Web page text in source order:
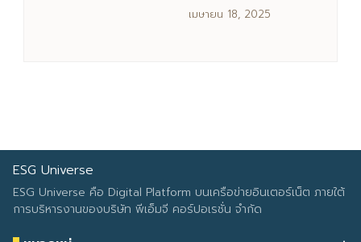
เมษายน 18, 2025
ESG Universe
ESG Universe คือ Digital Platform บนเครือข่ายอินเตอร์เน็ต ภายใต้
การบริหารงานของบริษัท พีเอ็มจี คอร์ปอเรชั่น จำกัด